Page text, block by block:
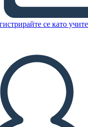
се като
МИ